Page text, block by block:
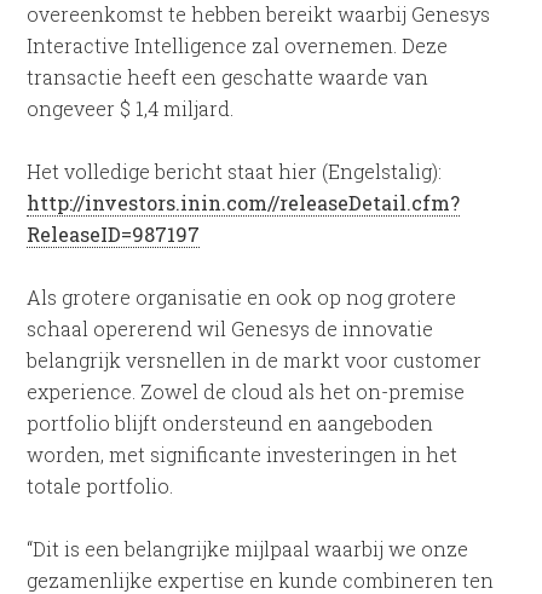
overeenkomst te hebben bereikt waarbij Genesys
Interactive Intelligence zal overnemen. Deze
transactie heeft een geschatte waarde van
ongeveer $ 1,4 miljard.
Het volledige bericht staat hier (Engelstalig):
http://investors.inin.com//releaseDetail.cfm?
ReleaseID=987197
Als grotere organisatie en ook op nog grotere
schaal opererend wil Genesys de innovatie
belangrijk versnellen in de markt voor customer
experience. Zowel de cloud als het on-premise
portfolio blijft ondersteund en aangeboden
worden, met significante investeringen in het
totale portfolio.
“Dit is een belangrijke mijlpaal waarbij we onze
gezamenlijke expertise en kunde combineren ten